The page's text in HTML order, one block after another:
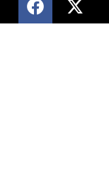
d’un nouveau